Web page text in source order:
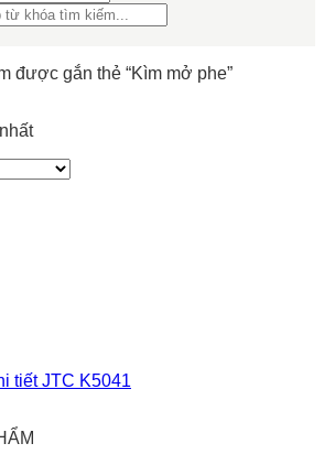
được gắn thẻ “Kìm mở phe”
tiết JTC K5041